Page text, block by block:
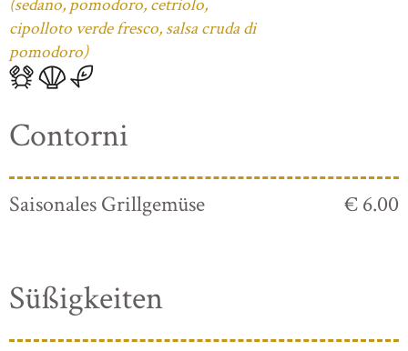
(sedano, pomodoro, cetriolo,
cipolloto verde fresco, salsa cruda di
pomodoro)
Contorni
Saisonales Grillgemüse € 6.00
Süßigkeiten